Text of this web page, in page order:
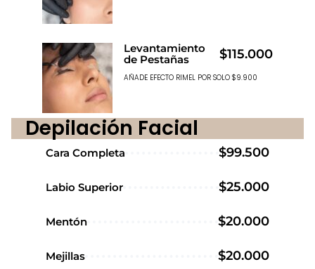
Levantamiento
de Pestañas
$115.000
AÑADE EFECTO RIMEL POR SOLO $9.900
Depilación Facial
Cara Completa $99.500
Labio Superior $25.000
Mentón $20.000
Mejillas $20.000